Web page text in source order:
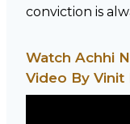
conviction is
Watch Achhi
Video By Vinit